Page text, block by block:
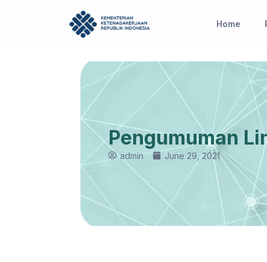
Home
Pengumuman
admin June 29, 2021